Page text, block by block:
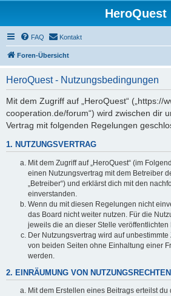
HeroQuest
FAQ Kontakt
Foren-Übersicht
HeroQuest - Nutzungsbedingungen
Mit dem Zugriff auf „HeroQuest“ („https://
cooperation.de/forum“) wird zwischen dir
Vertrag mit folgenden Regelungen
1. NUTZUNGSVERTRAG
Mit dem Zugriff auf „HeroQuest“ (im
einen Nutzungsvertrag mit dem Betreiber
„Betreiber“) und erklärst dich mit den
einverstanden.
Wenn du mit diesen Regelungen nicht
das Board nicht weiter nutzen. Für die
jeweils die an dieser Stelle
Der Nutzungsvertrag wird auf
von beiden Seiten ohne Einhaltung einer
werden.
2. EINRÄUMUNG VON NUTZUNGSRECHTEN
Mit dem Erstellen eines Beitrags erteilst